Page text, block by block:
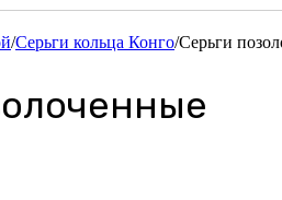
/Серьги кольца Конго/Серьги